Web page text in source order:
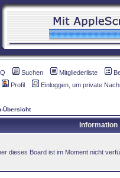
Suchen Mitgliederliste
Profil
Einloggen, um private
Übersicht
Information
dieses Board ist im Moment nicht